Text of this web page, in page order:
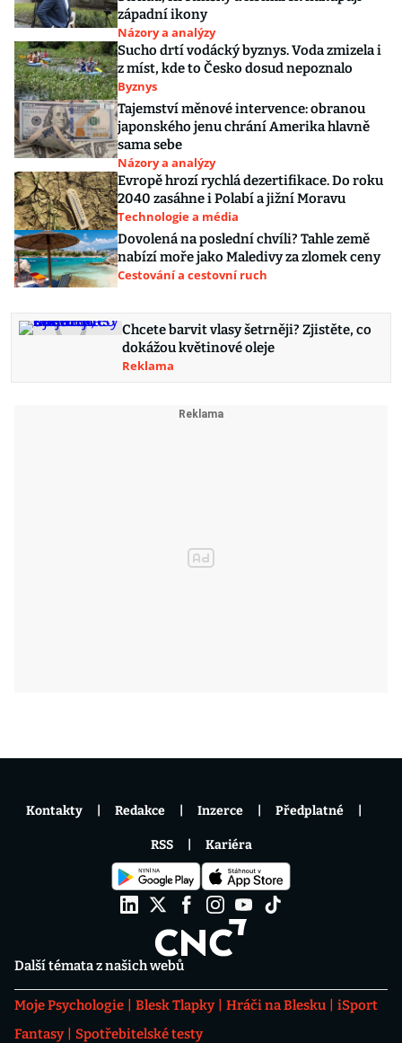
západní ikony
Názory a analýzy
Sucho drtí vodácký byznys. Voda zmizela i
z míst, kde to Česko dosud nepoznalo
Byznys
Tajemství měnové intervence: obranou
japonského jenu chrání Amerika hlavně
sama sebe
Názory a analýzy
Evropě hrozí rychlá dezertifikace. Do roku
2040 zasáhne i Polabí a jižní Moravu
Technologie a média
Dovolená na poslední chvíli? Tahle země
nabízí moře jako Maledivy za zlomek ceny
Cestování a cestovní ruch
Chcete barvit vlasy šetrněji? Zjistěte, co
dokážou květinové oleje
Reklama
Další témata z našich webů
Moje Psychologie Blesk Tlapky Hráči na Blesku
iSport
Fantasy
Spotřebitelské testy
Kontakty Redakce Inzerce Předplatné
RSS Kariéra